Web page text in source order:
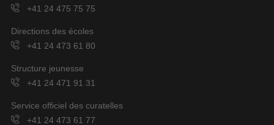
+41 24 475 75 75
Directions des écoles
+41 24 473 61 80
Structure jeunesse
+41 24 471 91 31
Service officiel des curatelles
+41 24 473 61 77